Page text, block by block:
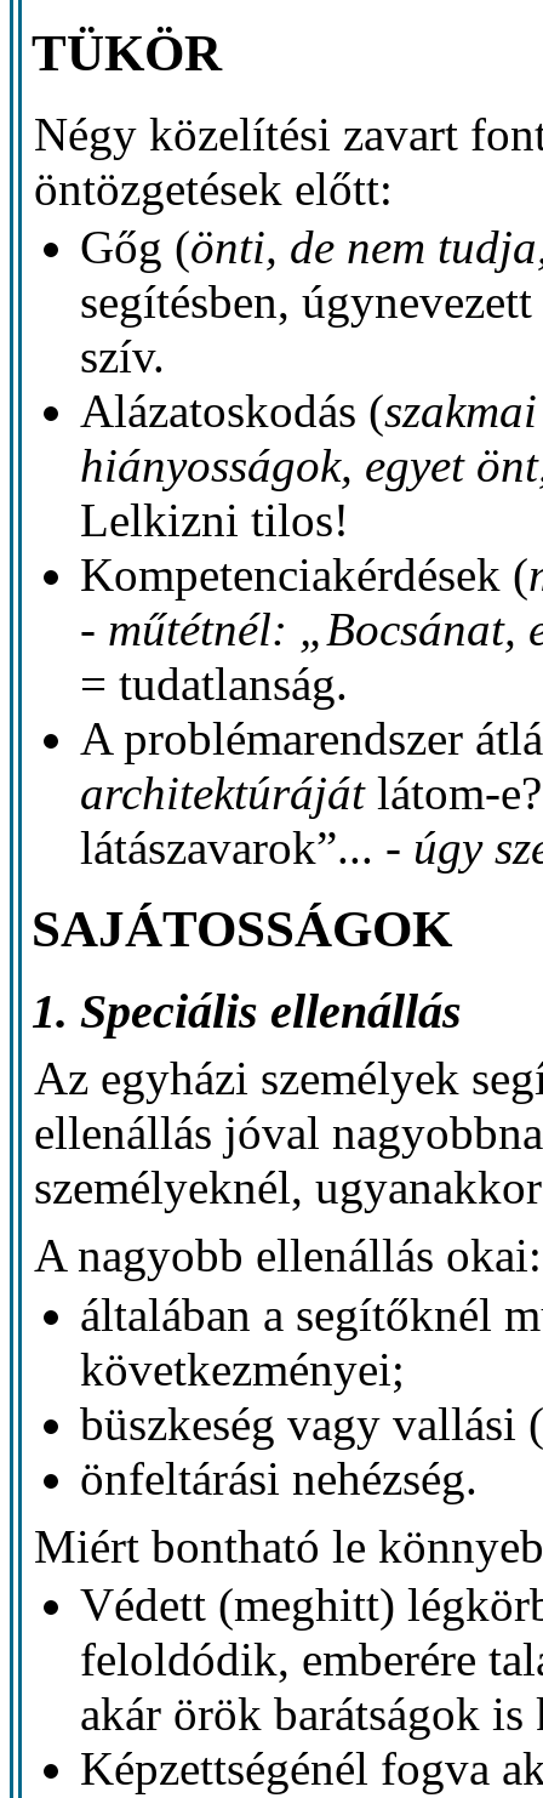
TÜKÖR
Négy közelítési zavart
öntözgetések előtt:
Gőg (önti, de nem
segítésben,
szív.
Alázatoskodás (
hiányosságok, egyet
Lelkizni tilos!
Kompetenciakérdések (
- műtétnél: „Bocsánat,
= tudatlanság.
A problémarendszer
architektúrájátlátom-
látászavarok”... - úgy
SAJÁTOSSÁGOK
1. Speciális ellenállás
Az egyházi személyek
ellenállás jóval
személyeknél,
A nagyobb ellenállás okai:
általában a segítőknél
következményei;
büszkeség vagy vallási
önfeltárási nehézség.
Miért bontható le
Védett (meghitt)
feloldódik, emberére
akár örök barátságok
Képzettségénél fogva